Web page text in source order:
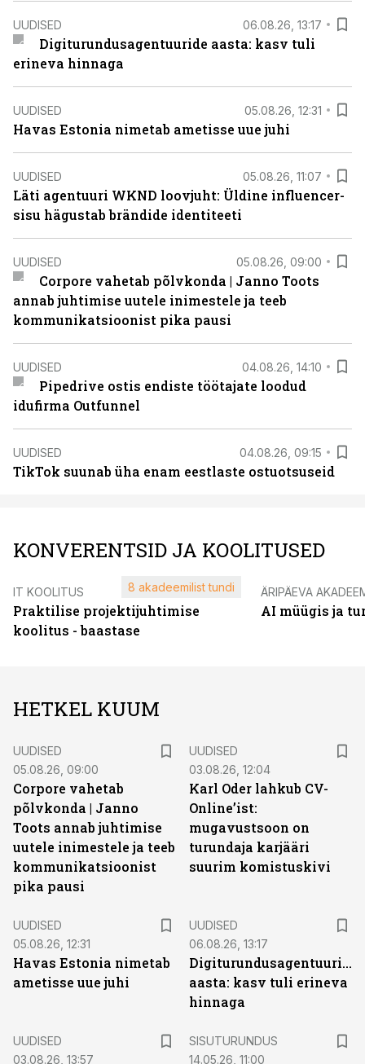
UUDISED 06.08.26, 13:17
Digiturundusagentuuride aasta: kasv tuli
erineva hinnaga
UUDISED 05.08.26, 12:31
Havas Estonia nimetab ametisse uue juhi
UUDISED 05.08.26, 11:07
Läti agentuuri WKND loovjuht: Üldine influencer-
sisu hägustab brändide identiteeti
UUDISED 05.08.26, 09:00
Corpore vahetab põlvkonda | Janno Toots
annab juhtimise uutele inimestele ja teeb
kommunikatsioonist pika pausi
UUDISED 04.08.26, 14:10
Pipedrive ostis endiste töötajate loodud
idufirma Outfunnel
UUDISED 04.08.26, 09:15
TikTok suunab üha enam eestlaste ostuotsuseid
KONVERENTSID JA KOOLITUSED
IT KOOLITUS
Praktilise projektijuhtimise
koolitus - baastase
8 akadeemilist tundi ÄRIPÄEVA
AI müügis ja
HETKEL KUUM
UUDISED
05.08.26, 09:00
Corpore vahetab
põlvkonda | Janno
Toots annab juhtimise
uutele inimestele ja teeb
kommunikatsioonist
pika pausi
UUDISED
03.08.26, 12:04
Karl Oder lahkub CV-
Online’ist:
mugavustsoon on
turundaja karjääri
suurim komistuskivi
UUDISED
05.08.26, 12:31
Havas Estonia nimetab
ametisse uue juhi
UUDISED
06.08.26, 13:17
Digiturundusagentuuride
aasta: kasv tuli erineva
hinnaga
UUDISED
03.08.26, 13:57
SISUTURUNDUS
14.05.26, 11:00